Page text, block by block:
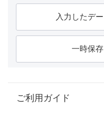
入力したデ
一時保
ご利用ガイド